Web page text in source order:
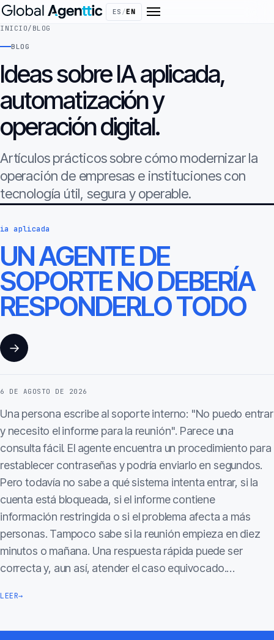
ES /EN
INICIO/ BLOG
BLOG
Ideas sobre IA aplicada,
automatización y
operación digital.
Artículos prácticos sobre cómo modernizar la
operación de empresas e instituciones con
tecnología útil, segura y operable.
ia aplicada
UN AGENTE DE
SOPORTE NO DEBERÍA
RESPONDERLO TODO
→
6 DE AGOSTO DE 2026
Una persona escribe al soporte interno: "No puedo entrar
y necesito el informe para la reunión". Parece una
consulta fácil. El agente encuentra un procedimiento para
restablecer contraseñas y podría enviarlo en segundos.
Pero todavía no sabe a qué sistema intenta entrar, si la
cuenta está bloqueada, si el informe contiene
información restringida o si el problema afecta a más
personas. Tampoco sabe si la reunión empieza en diez
minutos o mañana. Una respuesta rápida puede ser
correcta y, aun así, atender el caso equivocado.…
LEER→